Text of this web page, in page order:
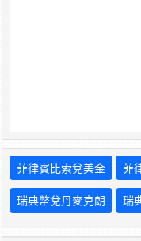
菲律賓比索兌美金 菲
瑞典幣兌丹麥克朗 瑞